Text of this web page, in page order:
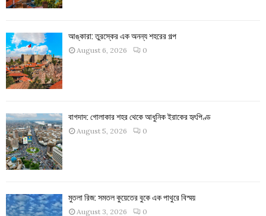
আঙ্কারা: তুরস্কের এক অনন্য শহরের গল্প
August 6, 2026 0
বাগদাদ: গোলাকার শহর থেকে আধুনিক ইরাকের হৃৎপিণ্ড
August 5, 2026 0
মুতলা রিজ: সমতল কুয়েতের বুকে এক পাথুরে বিস্ময়
August 3, 2026 0